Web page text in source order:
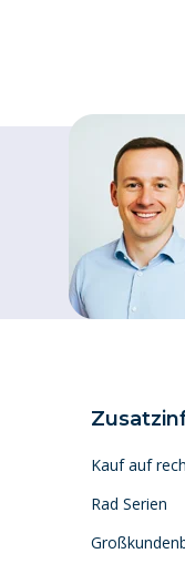
Kauf auf
Rad Serien